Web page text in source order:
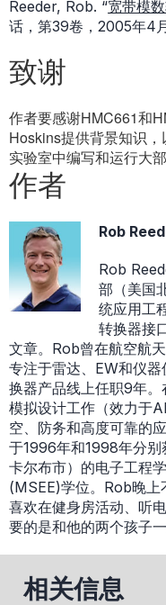
Reeder, Rob. “宽带模
话，第39卷，2005年4月
致谢
作者要感谢HMC661和
Hoskins提供背景知识
实验室中编写和运行大部
作者
Rob
Rob
部（美国
统应用工
转换器接
文章。Rob曾在航空航
专注于雷达、EW和仪
换器产品线上任职9年
模拟设计工作（效力于
空、防务和高度可靠的
于1996年和1998年分别
卡尔布市）的电子工程
(MSEE)学位。Rob晚上
喜欢在健身房活动、听
要的是和他的两个孩子一
相关信息